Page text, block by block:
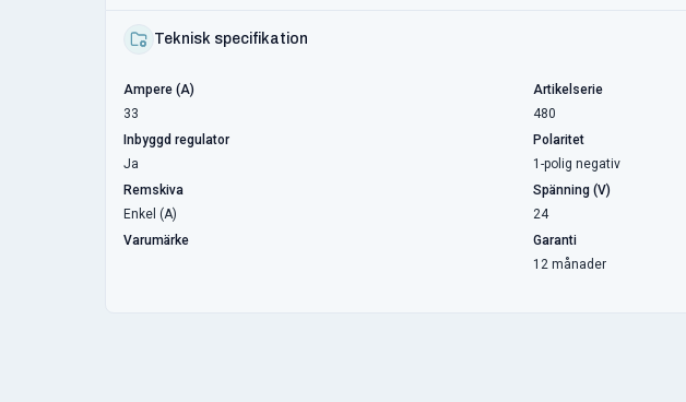
Teknisk specifikation
Ampere (A)
33
Artikelserie
480
Inbyggd regulator
Ja
Polaritet
1-polig negativ
Remskiva
Enkel (A)
Spänning (V)
24
Varumärke
Garanti
12 månader